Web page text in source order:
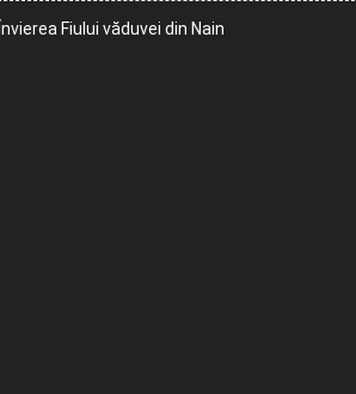
Învierea Fiului văduvei din Nain